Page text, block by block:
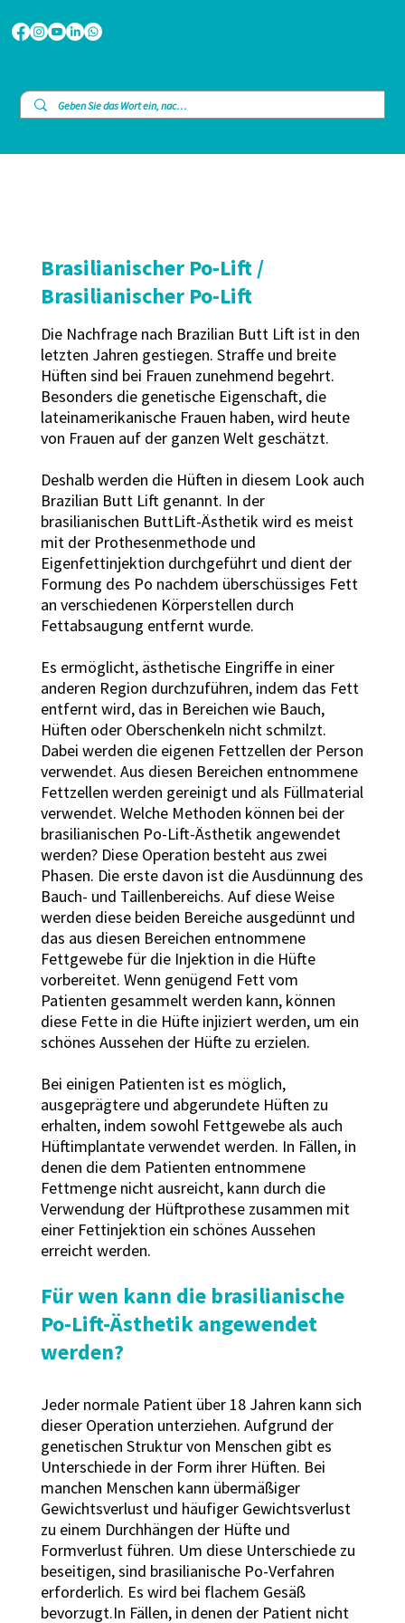
Brasilianischer Po-Lift /
Brasilianischer Po-Lift
Die Nachfrage nach Brazilian Butt Lift ist in den
letzten Jahren gestiegen. Straffe und breite
Hüften sind bei Frauen zunehmend begehrt.
Besonders die genetische Eigenschaft, die
lateinamerikanische Frauen haben, wird heute
von Frauen auf der ganzen Welt geschätzt.
Deshalb werden die Hüften in diesem Look auch
Brazilian Butt Lift genannt. In der
brasilianischen ButtLift-Ästhetik wird es meist
mit der Prothesenmethode und
Eigenfettinjektion durchgeführt und dient der
Formung des Po nachdem überschüssiges Fett
an verschiedenen Körperstellen durch
Fettabsaugung entfernt wurde.
Es ermöglicht, ästhetische Eingriffe in einer
anderen Region durchzuführen, indem das Fett
entfernt wird, das in Bereichen wie Bauch,
Hüften oder Oberschenkeln nicht schmilzt.
Dabei werden die eigenen Fettzellen der Person
verwendet. Aus diesen Bereichen entnommene
Fettzellen werden gereinigt und als Füllmaterial
verwendet. Welche Methoden können bei der
brasilianischen Po-Lift-Ästhetik angewendet
werden? Diese Operation besteht aus zwei
Phasen. Die erste davon ist die Ausdünnung des
Bauch- und Taillenbereichs. Auf diese Weise
werden diese beiden Bereiche ausgedünnt und
das aus diesen Bereichen entnommene
Fettgewebe für die Injektion in die Hüfte
vorbereitet. Wenn genügend Fett vom
Patienten gesammelt werden kann, können
diese Fette in die Hüfte injiziert werden, um ein
schönes Aussehen der Hüfte zu erzielen.
Bei einigen Patienten ist es möglich,
ausgeprägtere und abgerundete Hüften zu
erhalten, indem sowohl Fettgewebe als auch
Hüftimplantate verwendet werden. In Fällen, in
denen die dem Patienten entnommene
Fettmenge nicht ausreicht, kann durch die
Verwendung der Hüftprothese zusammen mit
einer Fettinjektion ein schönes Aussehen
erreicht werden.
Für wen kann die brasilianische
Po-Lift-Ästhetik angewendet
werden?
Jeder normale Patient über 18 Jahren kann sich
dieser Operation unterziehen. Aufgrund der
genetischen Struktur von Menschen gibt es
Unterschiede in der Form ihrer Hüften. Bei
manchen Menschen kann übermäßiger
Gewichtsverlust und häufiger Gewichtsverlust
zu einem Durchhängen der Hüfte und
Formverlust führen. Um diese Unterschiede zu
beseitigen, sind brasilianische Po-Verfahren
erforderlich. Es wird bei flachem Gesäß
bevorzugt.In Fällen, in denen der Patient nicht